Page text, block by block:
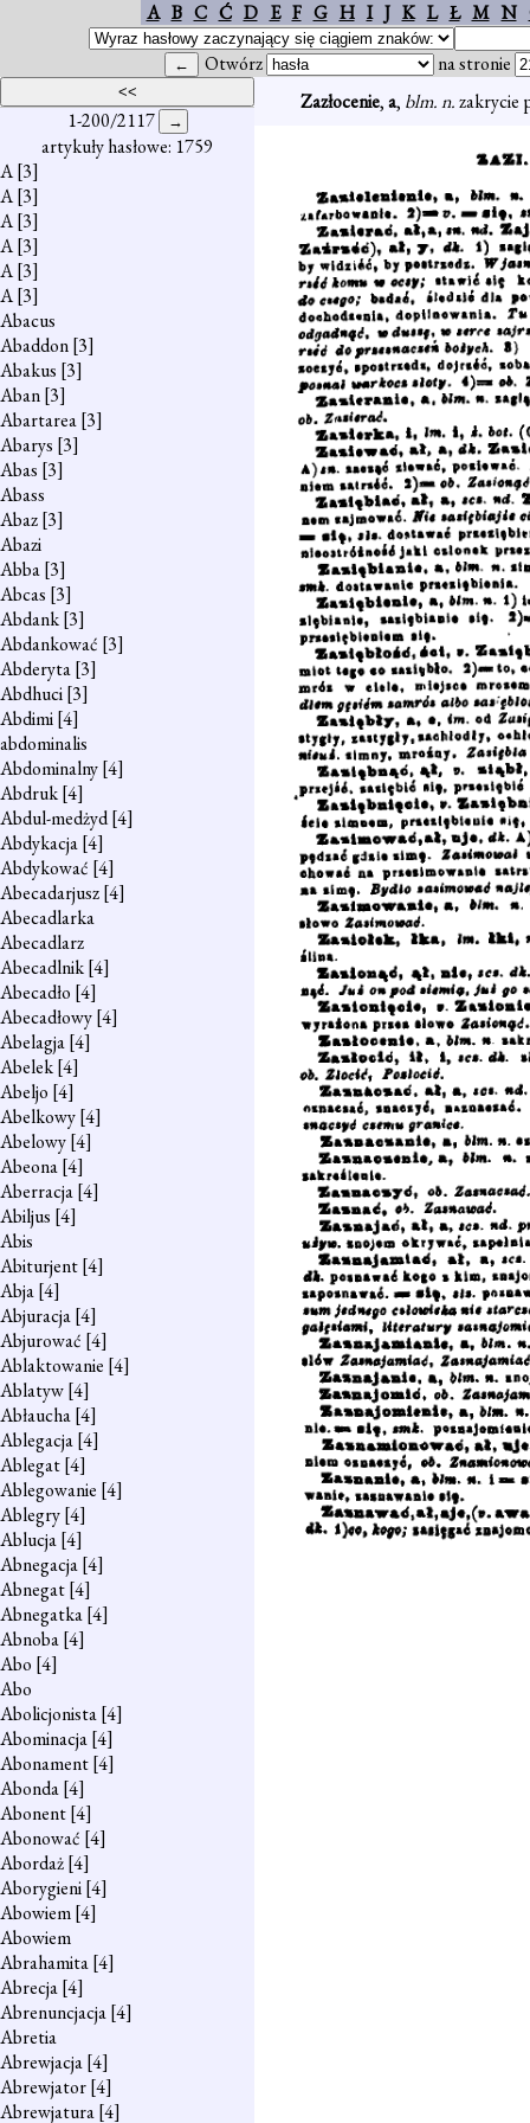
A B C Ć D E F G H I J K L Ł M N
Otwórz na stronie
1-200/2117
artykuły hasłowe: 1759
A[3]
A[3]
A[3]
A[3]
A[3]
A[3]
Abacus
Abaddon[3]
Abakus [3]
Aban[3]
Abartarea[3]
Abarys [3]
Abas [3]
Abass
Abaz[3]
Abazi
Abba[3]
Abcas [3]
Abdank[3]
Abdankować [3]
Abderyta[3]
Abdhuci[3]
Abdimi[4]
abdominalis
Abdominalny[4]
Abdruk[4]
Abdul-medżyd[4]
Abdykacja[4]
Abdykować [4]
Abecadarjusz[4]
Abecadlarka
Abecadlarz
Abecadlnik[4]
Abecadło [4]
Abecadłowy[4]
Abelagja[4]
Abelek[4]
Abeljo [4]
Abelkowy[4]
Abelowy[4]
Abeona[4]
Aberracja[4]
Abiljus [4]
Abis
Abiturjent[4]
Abja[4]
Abjuracja[4]
Abjurować [4]
Ablaktowanie [4]
Ablatyw[4]
Abłaucha[4]
Ablegacja[4]
Ablegat[4]
Ablegowanie [4]
Ablegry[4]
Ablucja[4]
Abnegacja[4]
Abnegat[4]
Abnegatka[4]
Abnoba[4]
Abo [4]
Abo
Abolicjonista[4]
Abominacja[4]
Abonament[4]
Abonda[4]
Abonent[4]
Abonować [4]
Abordaż[4]
Aborygieni[4]
Abowiem[4]
Abowiem
Abrahamita[4]
Abrecja[4]
Abrenuncjacja[4]
Abretia
Abrewjacja[4]
Abrewjator[4]
Abrewjatura[4]
Zazłocenie,a, blm. n.zakrycie